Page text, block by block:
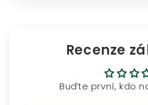
Recenze
Buďte první, kdo